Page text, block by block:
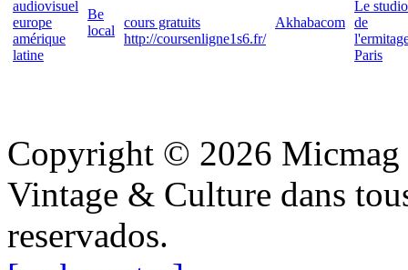
audiovisuel
europe
amérique
latine
Be
local
cours gratuits
http://coursenligne1s6.fr/
Akhabacom
Le studio
de
Paris
Copyright © 2026 Micmag
Vintage & Culture dans
reservados.